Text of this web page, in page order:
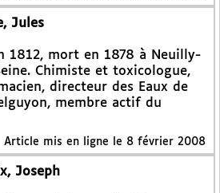
Jules
1812, mort en 1878 à Neuilly-
Chimiste et toxicologue,
directeur des Eaux de
membre actif du
Article mis en ligne le 8 février 2008
Joseph